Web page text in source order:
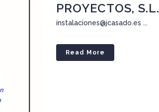
PROYECTOS, S.L.
instalaciones@jcasado.es ...
Read More